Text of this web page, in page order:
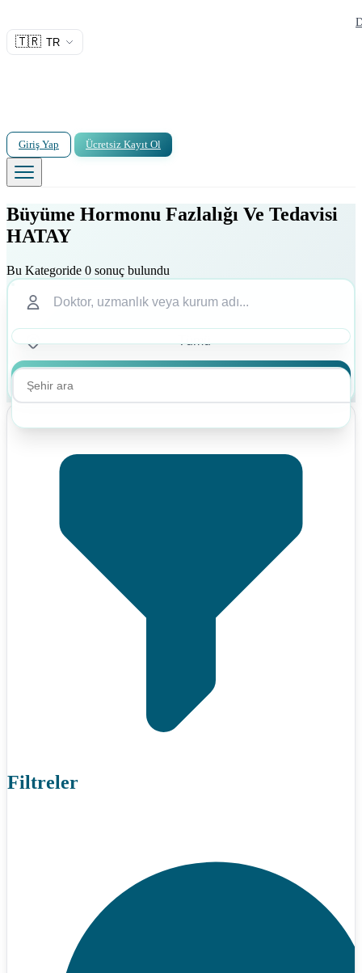
🇹🇷 TR
Giriş Yap Ücretsiz Kayıt Ol
Büyüme Hormonu Fazlalığı Ve Tedavisi
HATAY
Bu Kategoride 0 sonuç bulundu
Filtreler